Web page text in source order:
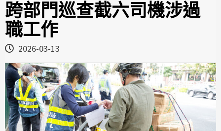
跨部門巡查截六司機涉過
職工作
2026-03-13